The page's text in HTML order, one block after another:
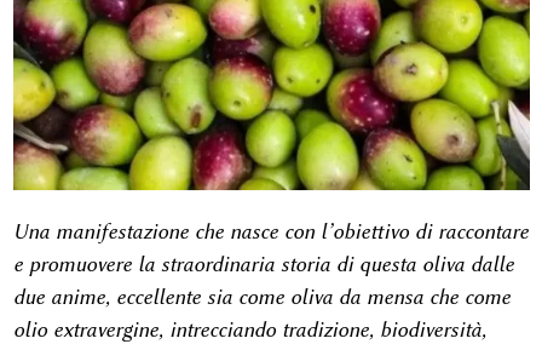
Una manifestazione che nasce con l’obiettivo di raccontare
e promuovere la straordinaria storia di questa oliva dalle
due anime, eccellente sia come oliva da mensa che come
olio extravergine, intrecciando tradizione, biodiversità,